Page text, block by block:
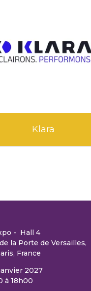
Klara
- Hall 4
la Porte de Versailles,
France
2027
à 18h00